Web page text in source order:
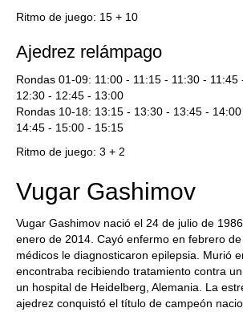
Ritmo de juego: 15 + 10
Ajedrez relámpago
Rondas 01-09: 11:00 - 11:15 - 11:30 - 11:45
12:30 - 12:45 - 13:00
Rondas 10-18: 13:15 - 13:30 - 13:45 -
14:45 - 15:00 - 15:15
Ritmo de juego: 3 + 2
Vugar Gashimov
Vugar Gashimov nació el 24 de julio de
enero de 2014. Cayó enfermo en febrero
médicos le diagnosticaron epilepsia. Murió
encontraba recibiendo tratamiento contra
un hospital de Heidelberg, Alemania. La
ajedrez conquistó el título de campeón